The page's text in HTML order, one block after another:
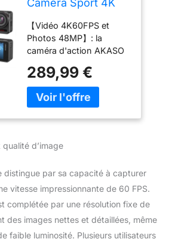
WiFi Action Cam
Étanche IPX8
【Vidéo 4K60FPS et
Photos 48MP】: la
caméra d'action AKASO
améliorée du Brave 7 LE.
Elle dispose d'un
puissant capteur d'image
disposition unique de
couches. Prend en
charge les vidéos
professionnelles
48MP pour vous aider à
enregistrer vos
289,99 €
d’image
distingue par sa capacité à capturer
vitesse impressionnante de 60 FPS.
complétée par une résolution fixe de
des images nettes et détaillées, même
faible luminosité. Plusieurs utilisateurs